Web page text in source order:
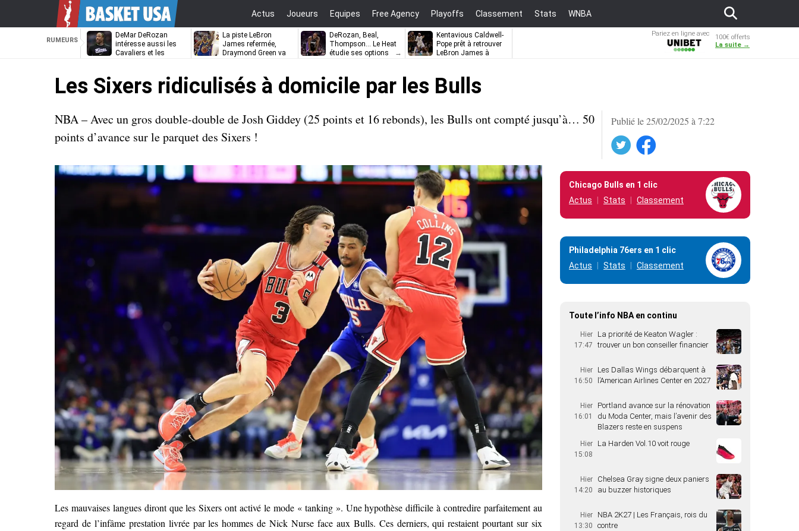
Actus Joueurs Equipes Free Agency Playoffs Classement Stats WNBA
RUMEURS
DeMar DeRozan
intéresse aussi les
Cavaliers et les
La piste LeBron
James refermée,
Draymond Green va
DeRozan, Beal,
Thompson… Le Heat
étudie ses options
Kentavious Caldwell-
Pope prêt à retrouver
LeBron James à
Pariez en ligne avec
100€ offerts
La suite →
Les Sixers ridiculisés à domicile par les Bulls
Publié le 25/02/2025 à 7:22
Facebook
NBA – Avec un gros double-double de Josh Giddey (25 points et 16 rebonds), les Bulls ont compté jusqu’à… 50
points d’avance sur le parquet des Sixers !
Les mauvaises langues diront que les Sixers ont activé le mode « tanking ». Une hypothèse difficile à contredire parfaitement au
regard de l’infâme prestation livrée par les hommes de Nick Nurse face aux Bulls. Ces derniers, qui restaient pourtant sur six
Chicago Bulls en 1 clic
Actus
Stats Classement
Philadelphia 76ers en 1 clic
Actus
Stats Classement
Toute l’info NBA en continu
Hier
17:47
La priorité de Keaton Wagler :
trouver un bon conseiller financier
Hier
16:50
Les Dallas Wings débarquent à
l’American Airlines Center en 2027
Hier
16:01
Portland avance sur la rénovation
du Moda Center, mais l’avenir des
Blazers reste en suspens
Hier
15:08
La Harden Vol.10 voit rouge
Hier
14:20
Chelsea Gray signe deux paniers
au buzzer historiques
Hier
13:30
NBA 2K27 | Les Français, rois du
contre